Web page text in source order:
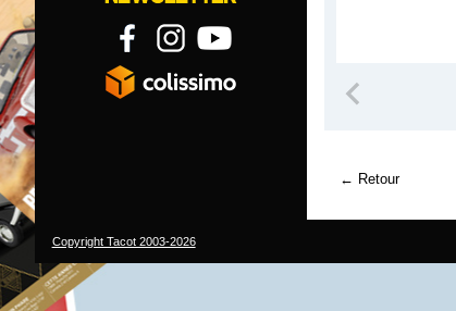
Retour
Copyright Tacot 2003-2026